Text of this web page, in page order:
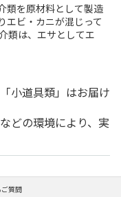
類を原材料として製造
エビ・カニが混じって
類は、エサとしてエ
小道具類」はお届け
どの環境により、実
質問